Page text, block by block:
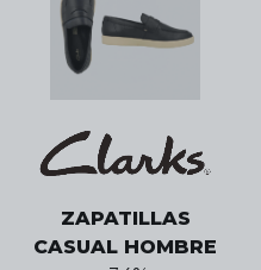
ZAPATILLAS
CASUAL HOMBRE